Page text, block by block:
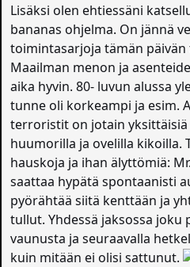
Lisäksi olen ehtiessäni
bananas ohjelma. On jännä
toimintasarjoja tämän
Maailman menon ja
aika hyvin. 80- luvun alussa
tunne oli korkeampi ja esim.
terroristit on jotain
huumorilla ja ovelilla kikoilla.
hauskoja ja ihan älyttömiä:
saattaa hypätä spontaanisti
pyörähtää siitä kenttään ja
tullut. Yhdessä jaksossa joku
vaunusta ja seuraavalla
kuin mitään ei olisi sattunut.